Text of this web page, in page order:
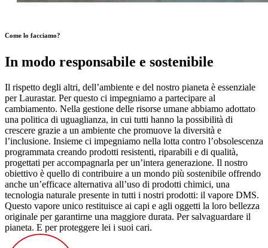
Come lo facciamo?
In modo responsabile e sostenibile
Il rispetto degli altri, dell’ambiente e del nostro pianeta è essenziale
per Laurastar. Per questo ci impegniamo a partecipare al
cambiamento. Nella gestione delle risorse umane abbiamo adottato
una politica di uguaglianza, in cui tutti hanno la possibilità di
crescere grazie a un ambiente che promuove la diversità e
l’inclusione. Insieme ci impegniamo nella lotta contro l’obsolescenza
programmata creando prodotti resistenti, riparabili e di qualità,
progettati per accompagnarla per un’intera generazione. Il nostro
obiettivo è quello di contribuire a un mondo più sostenibile offrendo
anche un’efficace alternativa all’uso di prodotti chimici, una
tecnologia naturale presente in tutti i nostri prodotti: il vapore DMS.
Questo vapore unico restituisce ai capi e agli oggetti la loro bellezza
originale per garantirne una maggiore durata. Per salvaguardare il
pianeta. E per proteggere lei i suoi cari.